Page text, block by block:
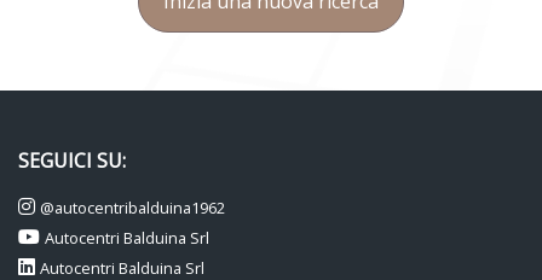
SEGUICI SU:
@autocentribalduina1962
Autocentri Balduina Srl
Autocentri Balduina Srl